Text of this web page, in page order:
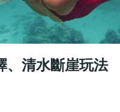
、清水斷崖玩法